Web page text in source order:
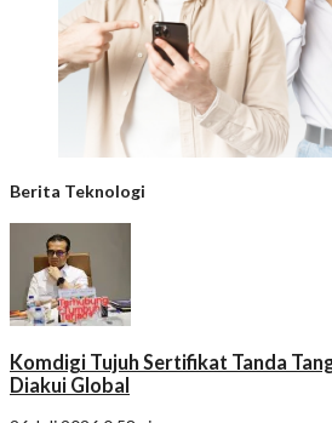
Berita Teknologi
Komdigi Tujuh Sertifikat Tanda
Diakui Global